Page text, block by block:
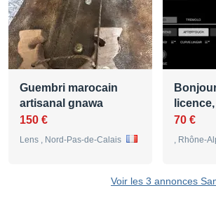
Guembri marocain
artisanal gnawa
150 €
Lens , Nord-Pas-de-Calais
70 €
, Rhône-
Voir les 3 annonces